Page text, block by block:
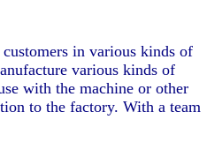
in various kinds of
various kinds of
with the machine or other
to the factory. With a team